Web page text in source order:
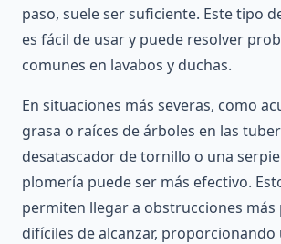
paso, suele ser suficiente. Este tipo
es fácil de usar y puede resolver
comunes en lavabos y duchas.
En situaciones más severas, como
grasa o raíces de árboles en las
desatascador de tornillo o una
plomería puede ser más efectivo.
permiten llegar a obstrucciones
difíciles de alcanzar, proporcionando